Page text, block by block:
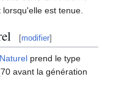
lorsqu'elle est tenue.
[modifier]
prend le type
avant la génération